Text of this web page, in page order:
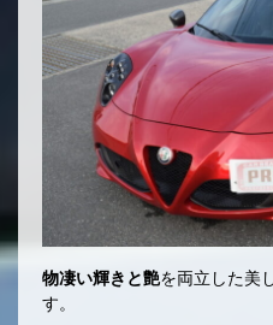
物凄い輝きと艶を両立した美
す。